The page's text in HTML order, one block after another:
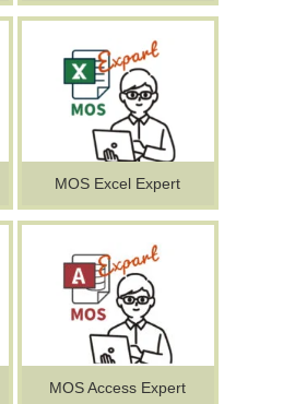
MOS Excel Expert
MOS Access Expert